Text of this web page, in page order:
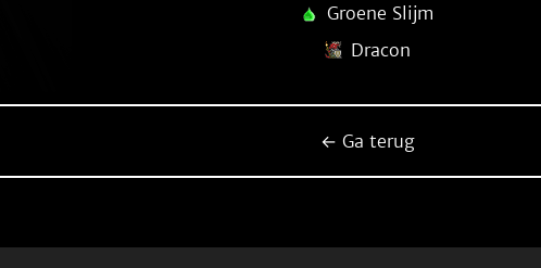
Groene Slijm
Dracon
← Ga terug